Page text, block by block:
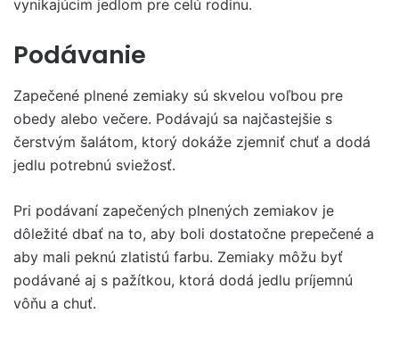
vynikajúcim jedlom pre celú rodinu.
Podávanie
Zapečené plnené zemiaky sú skvelou voľbou pre
obedy alebo večere. Podávajú sa najčastejšie s
čerstvým šalátom, ktorý dokáže zjemniť chuť a dodá
jedlu potrebnú sviežosť.
Pri podávaní zapečených plnených zemiakov je
dôležité dbať na to, aby boli dostatočne prepečené a
aby mali peknú zlatistú farbu. Zemiaky môžu byť
podávané aj s pažítkou, ktorá dodá jedlu príjemnú
vôňu a chuť.